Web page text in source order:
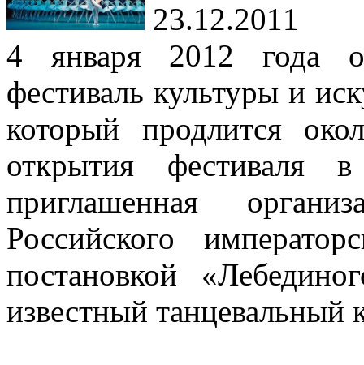
23.12.2011
4 января 2012 года
фестиваль культуры и
который продлится
открытия фестиваля
приглашенная
Российского
постановкой
известный танцевальный